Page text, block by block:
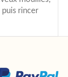
puis rincer